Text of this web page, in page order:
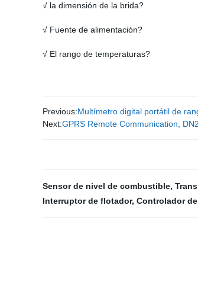
√ la dimensión de la brida?
√ Fuente de alimentación?
√ El rango de temperaturas?
Previous:Multímetro digital portátil de
Next:GPRS Remote Communication,
Sensor de nivel de combustible,
Interruptor de flotador, Controlador